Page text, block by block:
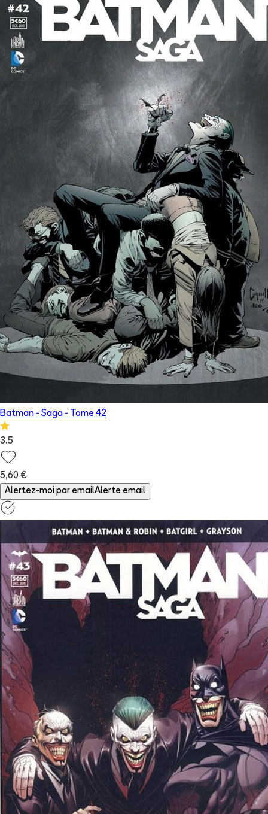
Batman - Saga - Tome 42
3.5
5,60 €
Alertez-moi par emailAlerte email